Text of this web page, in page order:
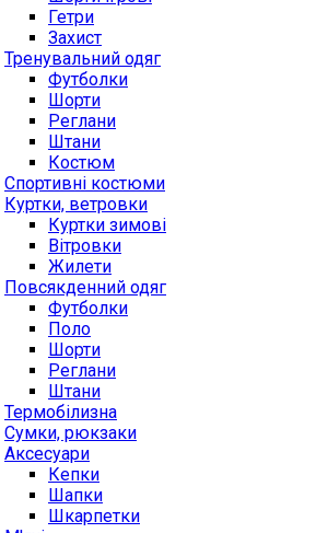
Гетри
Захист
Тренувальний одяг
Футболки
Шорти
Реглани
Штани
Костюм
Спортивні костюми
Куртки, ветровки
Куртки зимові
Вітровки
Жилети
Повсякденний одяг
Футболки
Поло
Шорти
Реглани
Штани
Термобілизна
Сумки, рюкзаки
Аксесуари
Кепки
Шапки
Шкарпетки